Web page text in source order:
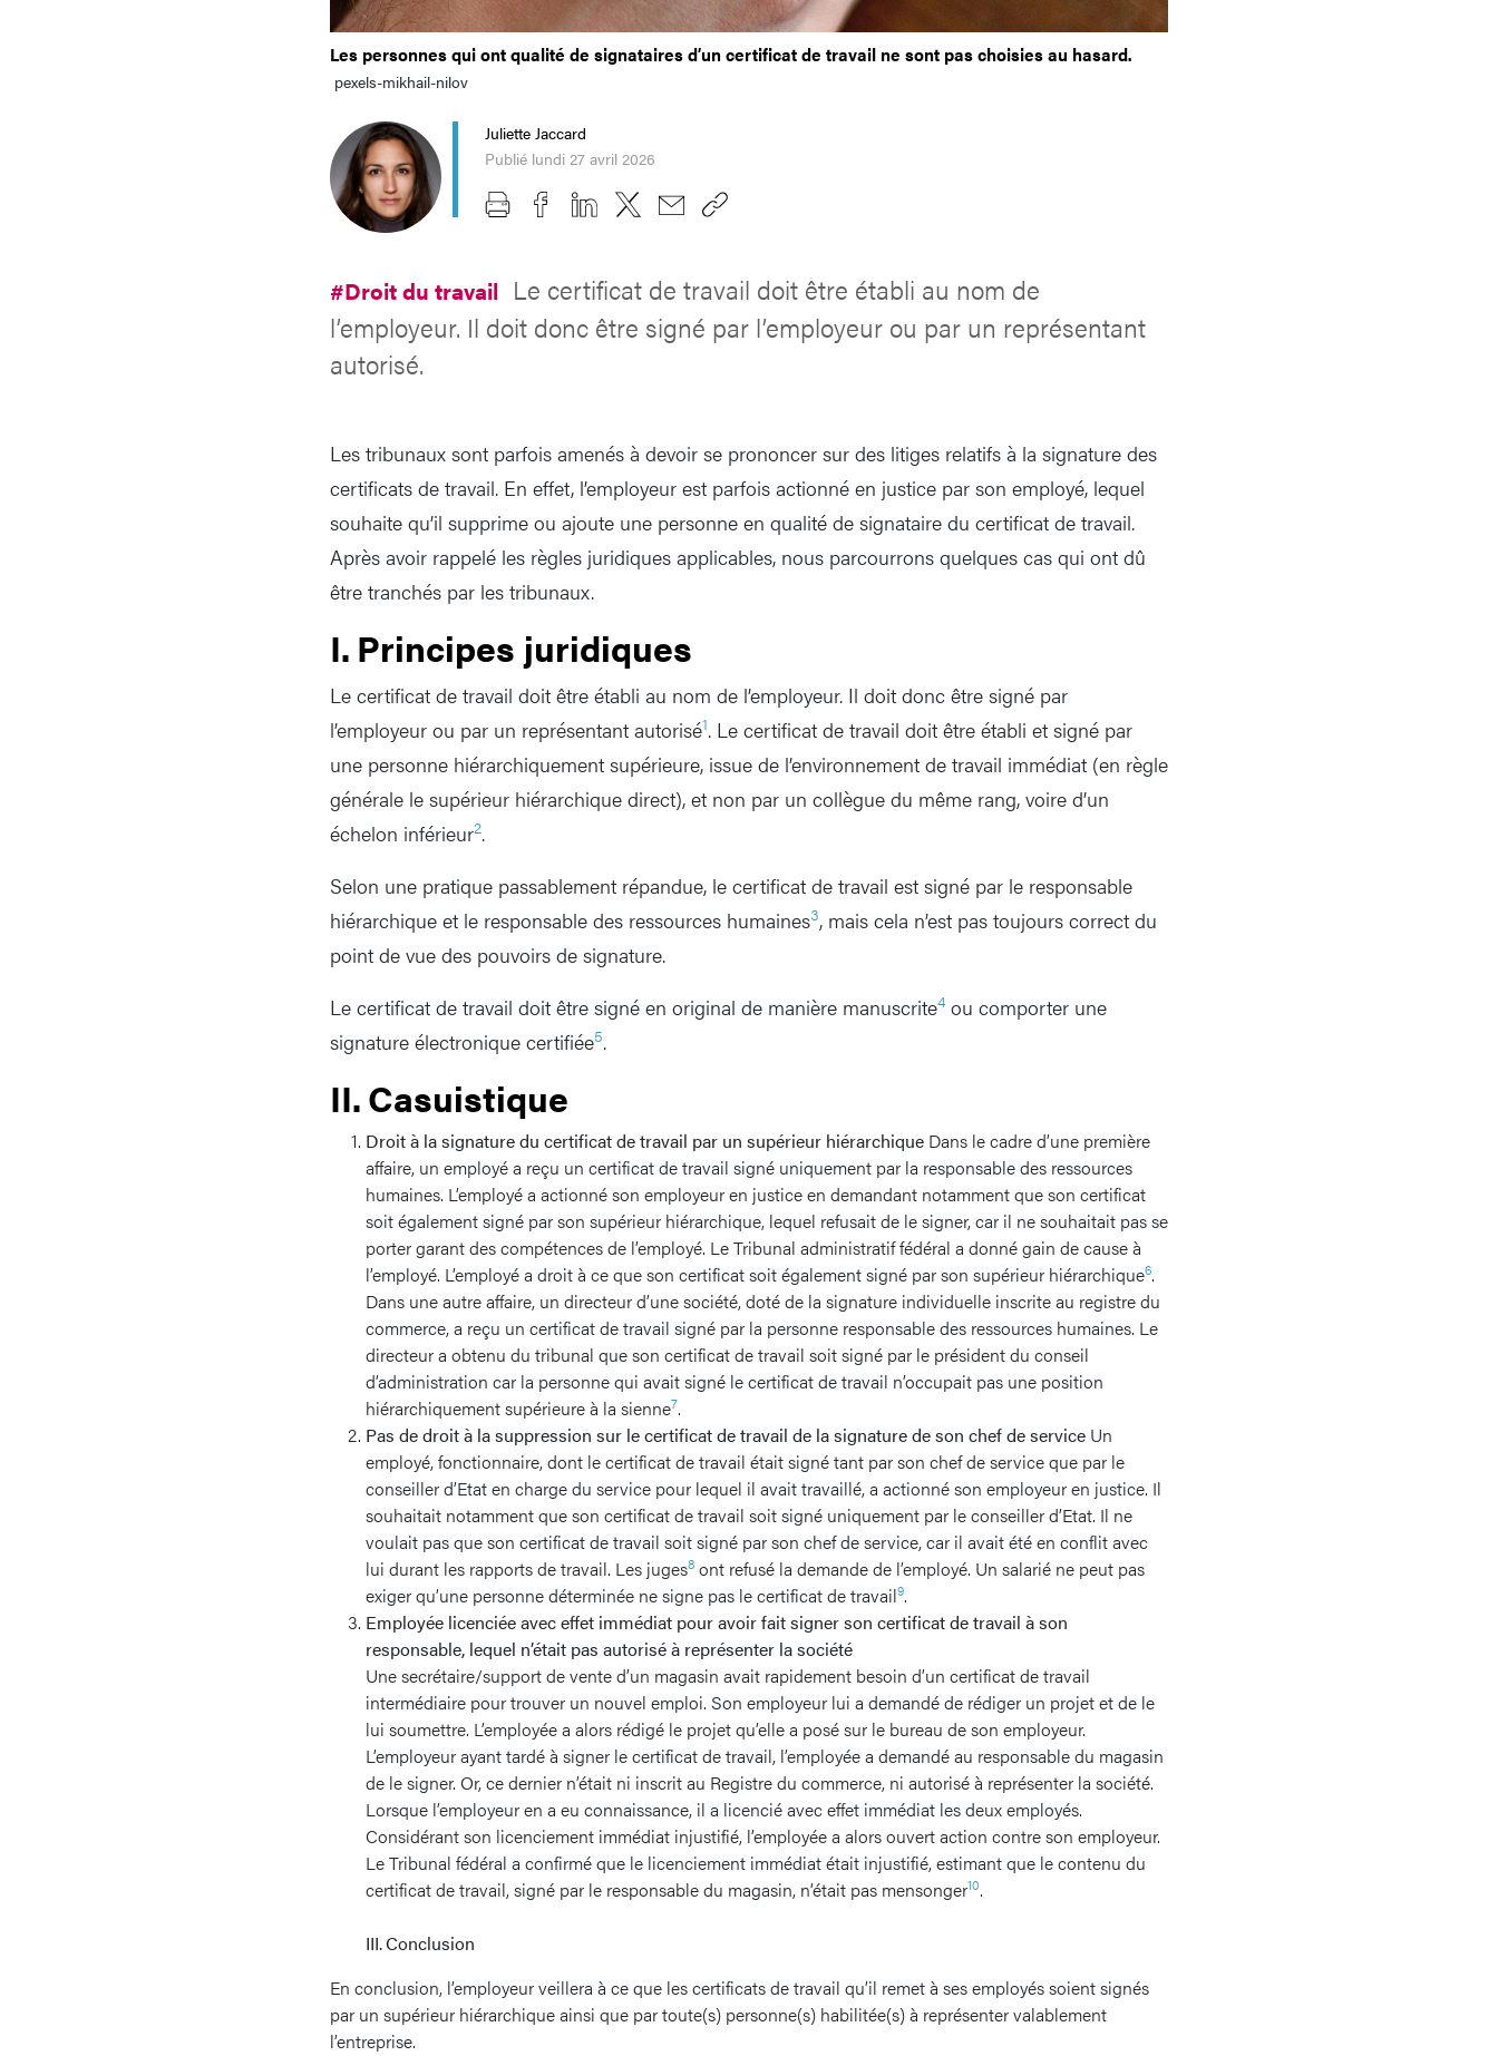
Les personnes qui ont qualité de signataires d’un certificat de travail ne sont pas choisies au hasard.
pexels-mikhail-nilov
Juliette Jaccard
Publié lundi 27 avril 2026
#Droit du travail Le certificat de travail doit être établi au nom de
l’employeur. Il doit donc être signé par l’employeur ou par un représentant
autorisé.
Les tribunaux sont parfois amenés à devoir se prononcer sur des litiges relatifs à la signature des
certificats de travail. En effet, l’employeur est parfois actionné en justice par son employé, lequel
souhaite qu’il supprime ou ajoute une personne en qualité de signataire du certificat de travail.
Après avoir rappelé les règles juridiques applicables, nous parcourrons quelques cas qui ont dû
être tranchés par les tribunaux.
I. Principes juridiques
Le certificat de travail doit être établi au nom de l’employeur. Il doit donc être signé par
l’employeur ou par un représentant autorisé1. Le certificat de travail doit être établi et signé par
une personne hiérarchiquement supérieure, issue de l’environnement de travail immédiat (en règle
générale le supérieur hiérarchique direct), et non par un collègue du même rang, voire d’un
échelon inférieur2.
Selon une pratique passablement répandue, le certificat de travail est signé par le responsable
hiérarchique et le responsable des ressources humaines3, mais cela n’est pas toujours correct du
point de vue des pouvoirs de signature.
Le certificat de travail doit être signé en original de manière manuscrite4 ou comporter une
signature électronique certifiée5.
II. Casuistique
Droit à la signature du certificat de travail par un supérieur hiérarchique Dans le cadre d’une première
affaire, un employé a reçu un certificat de travail signé uniquement par la responsable des ressources
humaines. L’employé a actionné son employeur en justice en demandant notamment que son certificat
soit également signé par son supérieur hiérarchique, lequel refusait de le signer, car il ne souhaitait pas se
porter garant des compétences de l’employé. Le Tribunal administratif fédéral a donné gain de cause à
l’employé. L’employé a droit à ce que son certificat soit également signé par son supérieur hiérarchique6.
Dans une autre affaire, un directeur d’une société, doté de la signature individuelle inscrite au registre du
commerce, a reçu un certificat de travail signé par la personne responsable des ressources humaines. Le
directeur a obtenu du tribunal que son certificat de travail soit signé par le président du conseil
d’administration car la personne qui avait signé le certificat de travail n’occupait pas une position
hiérarchiquement supérieure à la sienne7.
Pas de droit à la suppression sur le certificat de travail de la signature de son chef de service Un
employé, fonctionnaire, dont le certificat de travail était signé tant par son chef de service que par le
conseiller d’Etat en charge du service pour lequel il avait travaillé, a actionné son employeur en justice. Il
souhaitait notamment que son certificat de travail soit signé uniquement par le conseiller d’Etat. Il ne
voulait pas que son certificat de travail soit signé par son chef de service, car il avait été en conflit avec
lui durant les rapports de travail. Les juges8 ont refusé la demande de l’employé. Un salarié ne peut pas
exiger qu’une personne déterminée ne signe pas le certificat de travail9.
Employée licenciée avec effet immédiat pour avoir fait signer son certificat de travail à son
responsable, lequel n’était pas autorisé à représenter la société
Une secrétaire/support de vente d’un magasin avait rapidement besoin d’un certificat de travail
intermédiaire pour trouver un nouvel emploi. Son employeur lui a demandé de rédiger un projet et de le
lui soumettre. L’employée a alors rédigé le projet qu’elle a posé sur le bureau de son employeur.
L’employeur ayant tardé à signer le certificat de travail, l’employée a demandé au responsable du magasin
de le signer. Or, ce dernier n’était ni inscrit au Registre du commerce, ni autorisé à représenter la société.
Lorsque l’employeur en a eu connaissance, il a licencié avec effet immédiat les deux employés.
Considérant son licenciement immédiat injustifié, l’employée a alors ouvert action contre son employeur.
Le Tribunal fédéral a confirmé que le licenciement immédiat était injustifié, estimant que le contenu du
certificat de travail, signé par le responsable du magasin, n’était pas mensonger10.
III. Conclusion
En conclusion, l’employeur veillera à ce que les certificats de travail qu’il remet à ses employés soient signés
par un supérieur hiérarchique ainsi que par toute(s) personne(s) habilitée(s) à représenter valablement
l’entreprise.